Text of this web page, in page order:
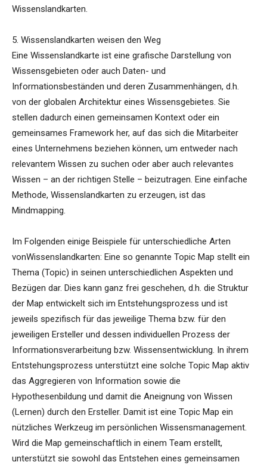
Wissenslandkarten.
5. Wissenslandkarten weisen den Weg
Eine Wissenslandkarte ist eine grafische Darstellung von
Wissensgebieten oder auch Daten- und
Informationsbeständen und deren Zusammenhängen, d.h.
von der globalen Architektur eines Wissensgebietes. Sie
stellen dadurch einen gemeinsamen Kontext oder ein
gemeinsames Framework her, auf das sich die Mitarbeiter
eines Unternehmens beziehen können, um entweder nach
relevantem Wissen zu suchen oder aber auch relevantes
Wissen – an der richtigen Stelle – beizutragen. Eine einfache
Methode, Wissenslandkarten zu erzeugen, ist das
Mindmapping.
Im Folgenden einige Beispiele für unterschiedliche Arten
vonWissenslandkarten: Eine so genannte Topic Map stellt ein
Thema (Topic) in seinen unterschiedlichen Aspekten und
Bezügen dar. Dies kann ganz frei geschehen, d.h. die Struktur
der Map entwickelt sich im Entstehungsprozess und ist
jeweils spezifisch für das jeweilige Thema bzw. für den
jeweiligen Ersteller und dessen individuellen Prozess der
Informationsverarbeitung bzw. Wissensentwicklung. In ihrem
Entstehungsprozess unterstützt eine solche Topic Map aktiv
das Aggregieren von Information sowie die
Hypothesenbildung und damit die Aneignung von Wissen
(Lernen) durch den Ersteller. Damit ist eine Topic Map ein
nützliches Werkzeug im persönlichen Wissensmanagement.
Wird die Map gemeinschaftlich in einem Team erstellt,
unterstützt sie sowohl das Entstehen eines gemeinsamen